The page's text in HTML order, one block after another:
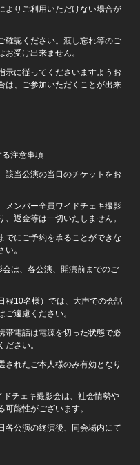
よりご利用いただけない場合が
確認ください。渡し忘れ等のご
受け出来ません。
に従ってくださいますようお
は、ご参加いただくことが出来
注意事項
当公演の当日のチケットをお
メンバー全員ワイドチェキ撮影
返金等は一切いたしません。
にご予約を承ることができな
。
は、各公演、開演前までのご
程10名様）では、大声での会話
遠慮ください。
帯電話は電源を切った状態で必
さい。
れたご本人様のみ有効となり
チェキ撮影会は、社会情勢や
能性がございます。
公演の終演後、同会場内にて